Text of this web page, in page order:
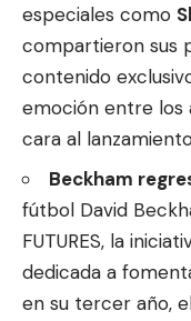
especiales como
compartieron sus
contenido
emoción entre los
cara al
Beckham
fútbol David
FUTURES, la
dedicada a
en su tercer año,